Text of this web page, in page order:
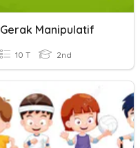
Gerak Manipulatif
10 T 2nd